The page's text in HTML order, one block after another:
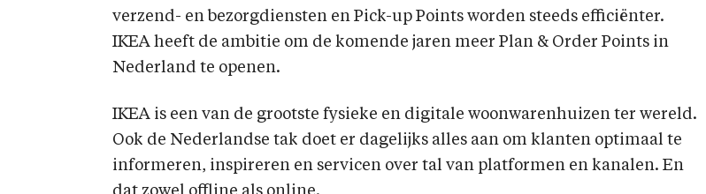
verzend- en bezorgdiensten en Pick-up Points worden steeds efficiënter.
IKEA heeft de ambitie om de komende jaren meer Plan & Order Points in
Nederland te openen.
IKEA is een van de grootste fysieke en digitale woonwarenhuizen ter wereld.
Ook de Nederlandse tak doet er dagelijks alles aan om klanten optimaal te
informeren, inspireren en servicen over tal van platformen en kanalen. En